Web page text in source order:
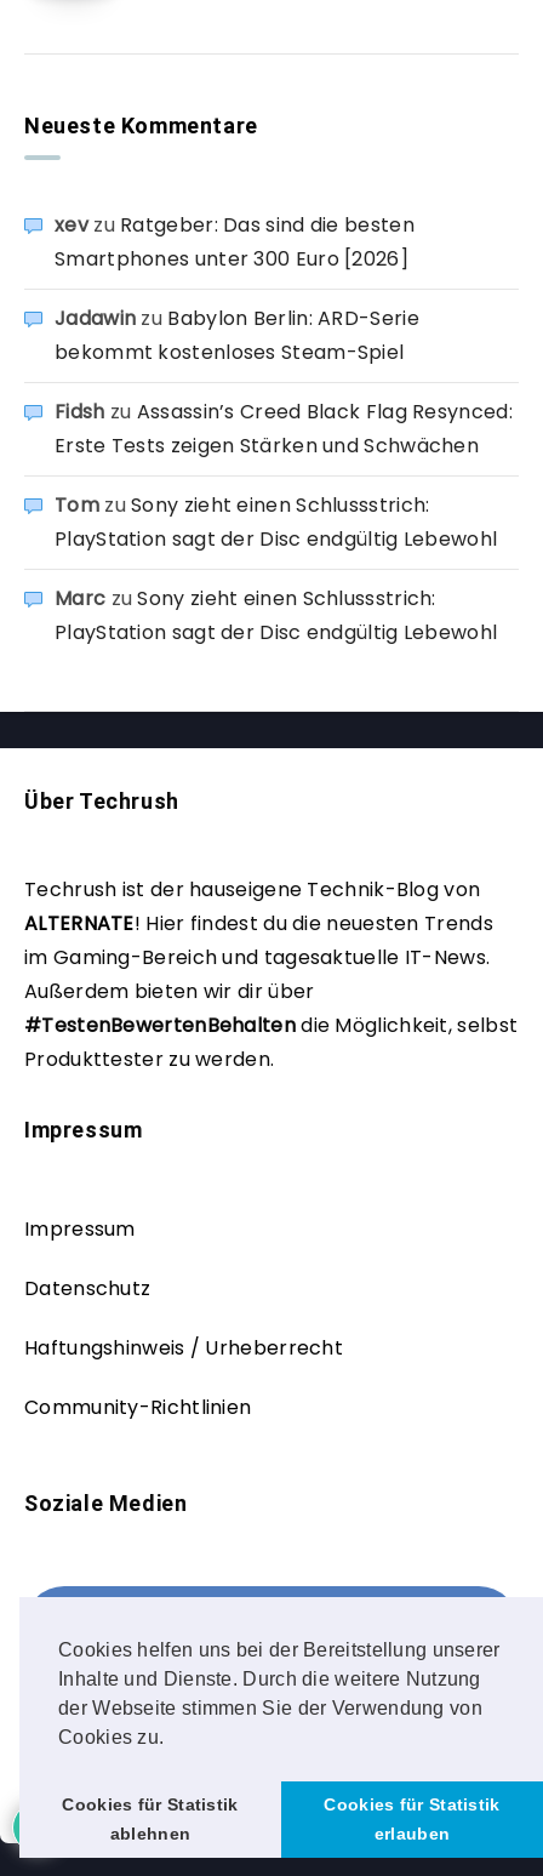
Cookies helfen uns bei der Bereitstellung unserer
Inhalte und Dienste. Durch die weitere Nutzung
der Webseite stimmen Sie der Verwendung von
Cookies zu.
Cookies für Statistik
ablehnen
Cookies für Statistik
erlauben
Neueste Kommentare
xevzu Ratgeber: Das sind die besten
Smartphones unter 300 Euro [2026]
Jadawin zu Babylon Berlin: ARD-Serie
bekommt kostenloses Steam-Spiel
Fidsh zu Assassin’s Creed Black Flag Resynced:
Erste Tests zeigen Stärken und Schwächen
TomzuSony zieht einen Schlussstrich:
PlayStation sagt der Disc endgültig Lebewohl
Marc zuSony zieht einen Schlussstrich:
PlayStation sagt der Disc endgültig Lebewohl
Über Techrush
Techrush ist der hauseigene Technik-Blog von
ALTERNATE! Hier findest du die neuesten Trends
im Gaming-Bereich und tagesaktuelle IT-News.
Außerdem bieten wir dir über
#TestenBewertenBehaltendie Möglichkeit, selbst
Produkttester zu werden.
Impressum
Impressum
Datenschutz
Haftungshinweis / Urheberrecht
Community-Richtlinien
Soziale Medien
FOLLOW ME!
Instagram
OUR PHOTOS!